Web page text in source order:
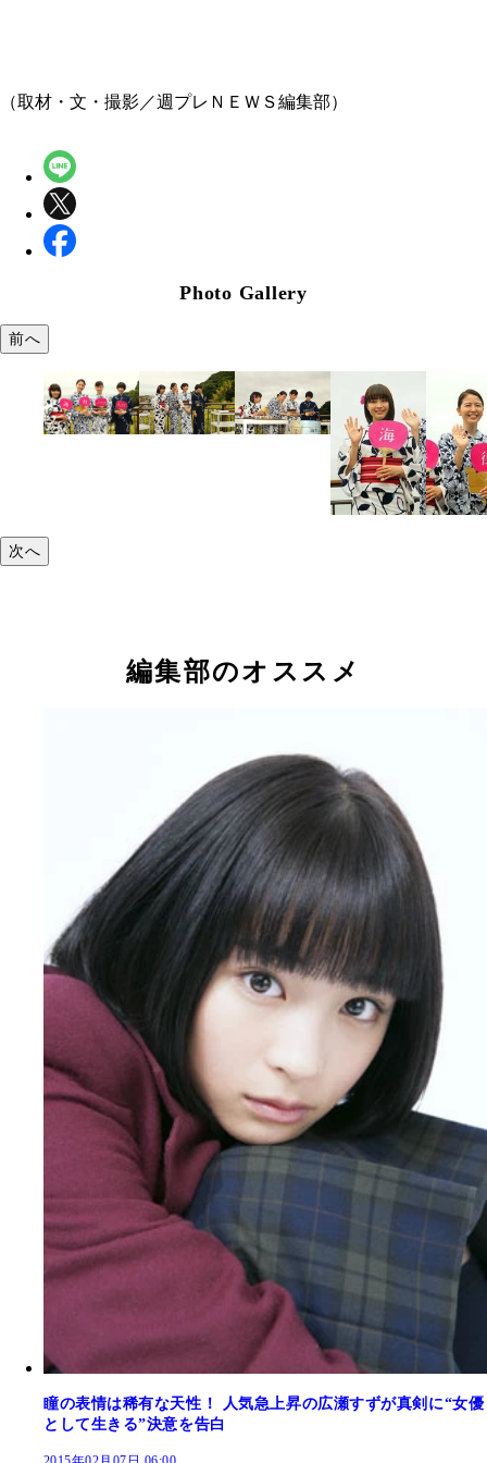
（取材・文・撮影／週プレＮＥＷＳ編集部）
Photo Gallery
前へ
次へ
編集部のオススメ
瞳の表情は稀有な天性！ 人気急上昇の広瀬すずが真剣に“女優
として生きる”決意を告白